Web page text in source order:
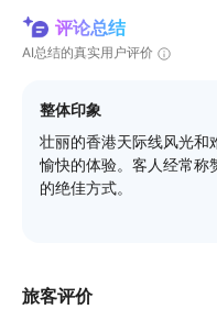
评论总结
AI总结的真实用户评价
整体印象
壮丽的香港天际线风光和
愉快的体验。客人经常称
的绝佳方式。
旅客评价